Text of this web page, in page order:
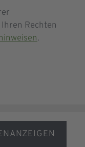
Rechten
.